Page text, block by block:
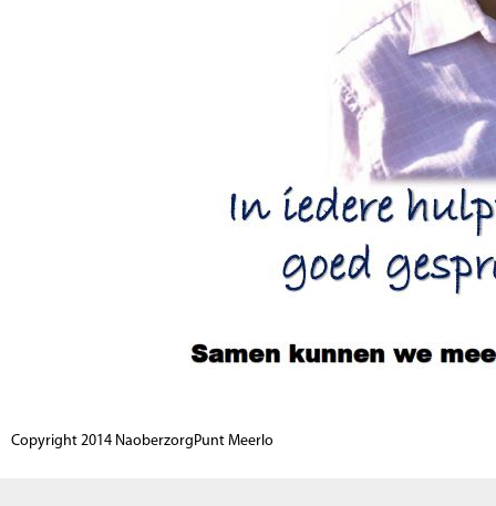
Copyright 2014 NaoberzorgPunt Meerlo